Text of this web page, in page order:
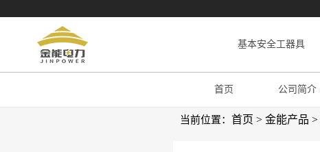
基本安全工器具
首页 公司简介
当前位置： 首页 > 金能产品 >